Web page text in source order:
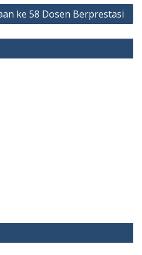
ke 58 Dosen Berprestasi